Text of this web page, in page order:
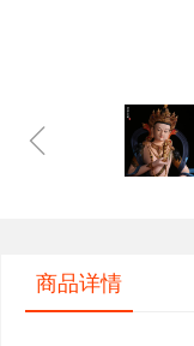
ꁆ
商品详情